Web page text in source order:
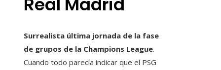
Surrealista última jornada de la fase
de grupos de la Champions League.
Cuando todo parecía indicar que el PSG